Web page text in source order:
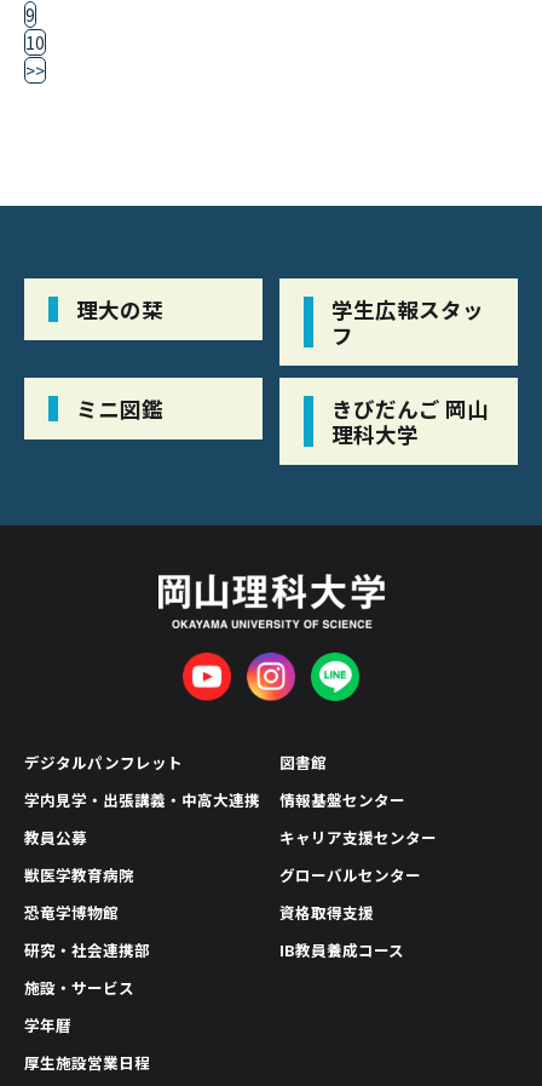
9
10
>>
理大の栞
学生広報スタッ
フ
ミニ図鑑
きびだんご 岡山
理科大学
デジタルパンフレット
学内見学・出張講義・中高大連携
教員公募
獣医学教育病院
恐竜学博物館
研究・社会連携部
図書館
情報基盤センター
キャリア支援センター
グローバルセンター
資格取得支援
IB教員養成コース
施設・サービス
学年暦
厚生施設営業日程